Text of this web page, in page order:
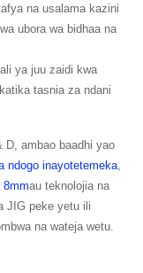
na usalama kazini
ubora wa bidhaa na
ya juu zaidi kwa
tasnia za ndani
D, ambao baadhi yao
ndogo inayotetemeka
8mmau teknolojia na
JIG peke yetu ili
na wateja wetu.